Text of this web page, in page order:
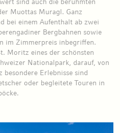
Muottas Muragl. Ganz
bei einem Aufenthalt ab zwei
Bergbahnen sowie
im Zimmerpreis inbegriffen.
Moritz eines der schönsten
Nationalpark, darauf, von
besondere Erlebnisse sind
oder begleitete Touren in